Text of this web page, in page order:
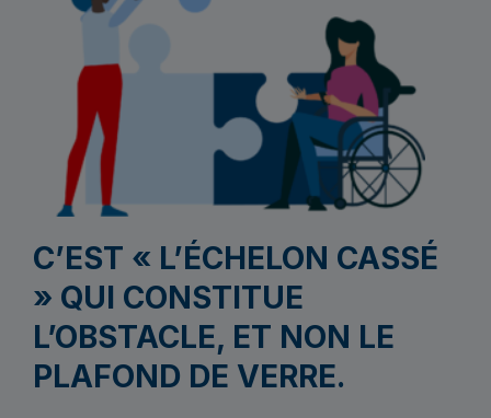
C’EST « L’ÉCHELON CASSÉ
» QUI CONSTITUE
L’OBSTACLE, ET NON LE
PLAFOND DE VERRE.